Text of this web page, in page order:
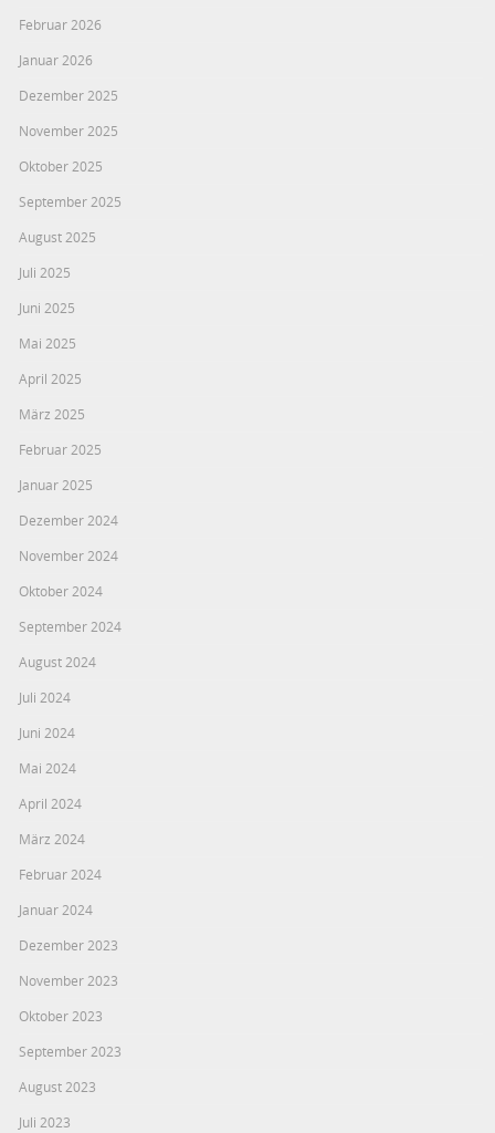
Februar 2026
Januar 2026
Dezember 2025
November 2025
Oktober 2025
September 2025
August 2025
Juli 2025
Juni 2025
Mai 2025
April 2025
März 2025
Februar 2025
Januar 2025
Dezember 2024
November 2024
Oktober 2024
September 2024
August 2024
Juli 2024
Juni 2024
Mai 2024
April 2024
März 2024
Februar 2024
Januar 2024
Dezember 2023
November 2023
Oktober 2023
September 2023
August 2023
Juli 2023